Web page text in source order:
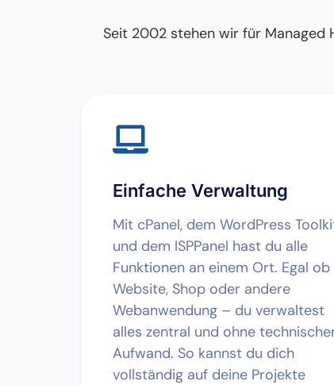
Seit 2002 stehen wir für
Einfache Verwaltung
Mit cPanel, dem WordPress
und dem ISPPanel hast du alle
Funktionen an einem Ort. Egal ob
Website, Shop oder andere
Webanwendung – du verwaltest
alles zentral und ohne
Aufwand. So kannst du dich
vollständig auf deine Projekte